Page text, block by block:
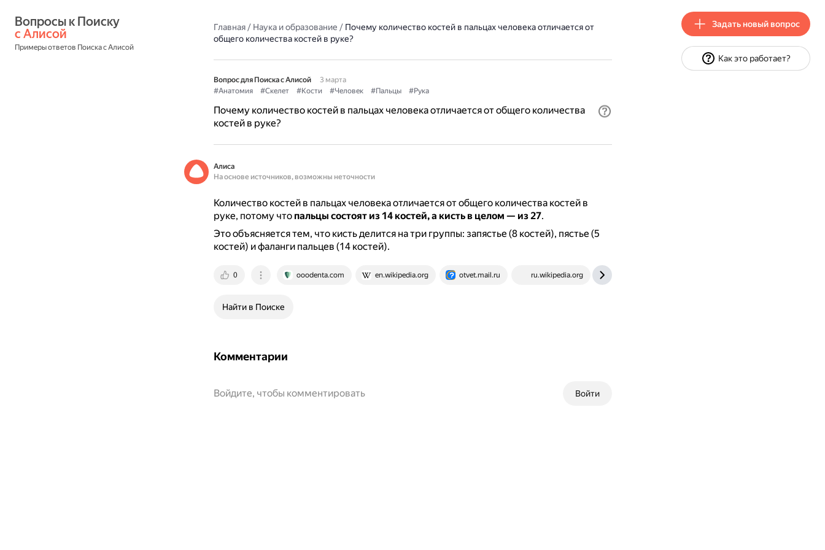
с Алисой
Примеры ответов Поиска с Алисой
Главная/ Наука и образование / Почему количество костей в пальцах человека отличается от
общего количества костей в руке?
Вопрос для Поиска с Алисой
3 марта
#Анатомия
#Скелет #Кости #Человек #Пальцы #Рука
Почему количество костей в пальцах человека отличается от общего количества
костей в руке?
Алиса
На основе источников, возможны неточности
Количество костей в пальцах человека отличается от общего количества костей в
руке, потому что пальцы состоят из 14 костей, а кисть в целом — из 27.
Это объясняется тем, что кисть делится на три группы: запястье (8 костей), пястье (5
костей) и фаланги пальцев (14 костей).
0 ooodenta.com en.wikipedia.org otvet.mail.ru ru.wikipedia.org
Найти в Поиске
Комментарии
Войти
Войдите, чтобы комментировать
Задать новый вопрос
Как это работает?